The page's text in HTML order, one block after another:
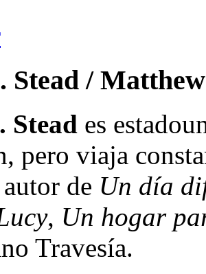
Stead /
Stead es
pero viaja
de Un día
, Un hogar
Travesía.